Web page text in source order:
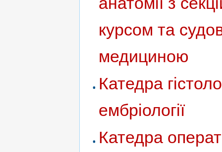
курсом та
медициною
Катедра
ембріології
Катедра